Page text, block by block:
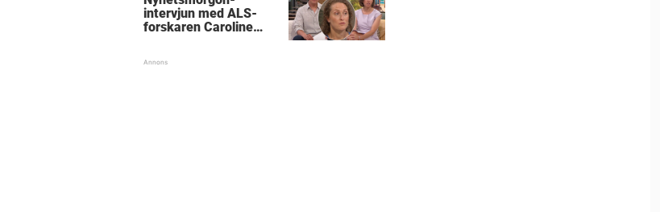
intervjun med ALS-
forskaren Caroline